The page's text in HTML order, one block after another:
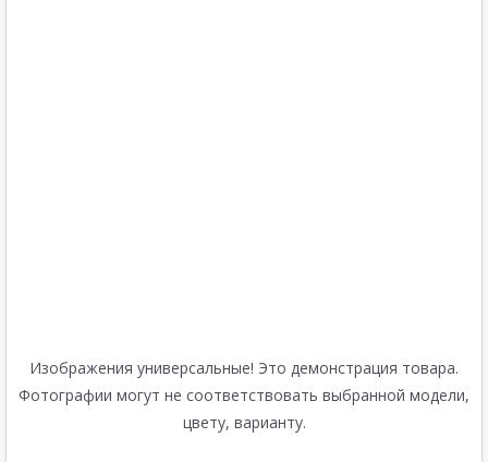
Изображения универсальные! Это демонстрация товара.
Фотографии могут не соответствовать выбранной модели,
цвету, варианту.